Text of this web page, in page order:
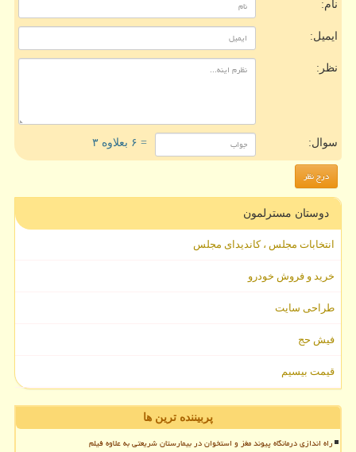
نام:
ایمیل:
نظر:
سوال: = ۶ بعلاوه ۳
دوستان مسترلمون
انتخابات مجلس ، کاندیدای مجلس
خرید و فروش خودرو
طراحی سایت
فیش حج
قیمت بیسیم
پربیننده ترین ها
راه اندازی درمانگاه پیوند مغز و استخوان در بیمارستان شریعتی به علاوه فیلم